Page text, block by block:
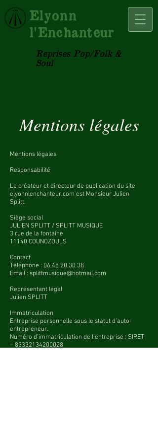
Elyonn
l'Enchanteur
Reprises Pop/Folk &
Soul
Mentions légales
Mentions légales
Responsabilité
Le créateur et directeur de publication du site
elyonnlenchanteur.com est Monsieur Julien
Splitt.
Siège social
JULIEN SPLITT / SPLITT MUSIQUE
3 rue de la fontaine
11140 COUNOZOULS
Contact
Téléphone : 06 48 20 30 38
Email : splittmusique@hotmail.com
Représentant légal
Julien SPLITT
Immatriculation
Entreprise personnelle sous le statut d'auto-
entrepreneur.
Numéro d'immatriculation de l'entreprise : SIRET
–83332134200028